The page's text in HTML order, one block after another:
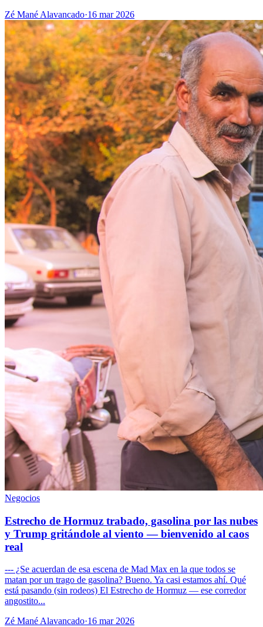
Zé Mané Alavancado·16 mar 2026
Negocios
Estrecho de Hormuz trabado, gasolina por las nubes
y Trump gritándole al viento — bienvenido al caos
real
--- ¿Se acuerdan de esa escena de Mad Max en la que todos se
matan por un trago de gasolina? Bueno. Ya casi estamos ahí. Qué
está pasando (sin rodeos) El Estrecho de Hormuz — ese corredor
angostito...
Zé Mané Alavancado·16 mar 2026